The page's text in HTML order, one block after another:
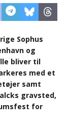
Sophus
og
bliver til
med et
samt
gravsted,
for